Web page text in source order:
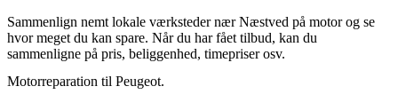
Sammenlign nemt lokale værksteder nær Næstved på motor og se
hvor meget du kan spare. Når du har fået tilbud, kan du
sammenligne på pris, beliggenhed, timepriser osv.
Motorreparation til Peugeot.